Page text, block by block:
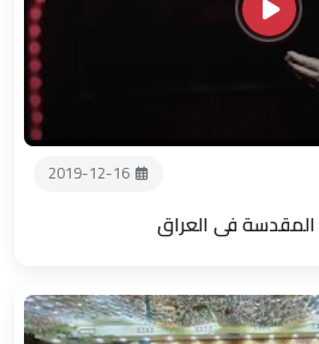
2019-12-16
في العراق